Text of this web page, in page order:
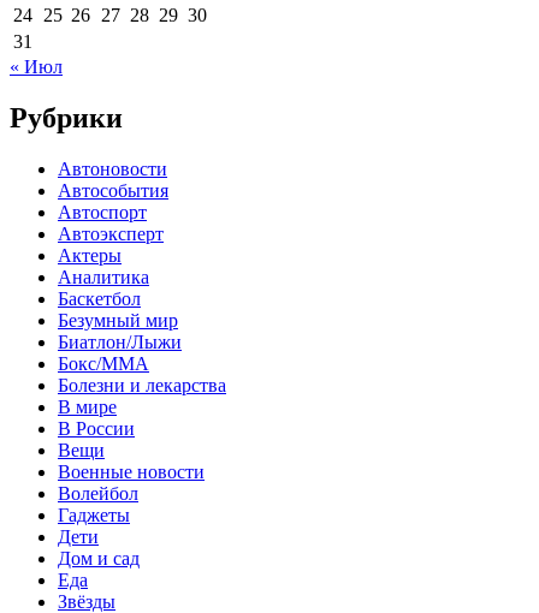
24 25 26 27 28 29 30
31
« Июл
Рубрики
Автоновости
Автособытия
Автоспорт
Автоэксперт
Актеры
Аналитика
Баскетбол
Безумный мир
Биатлон/Лыжи
Бокс/MMA
Болезни и лекарства
В мире
В России
Вещи
Военные новости
Волейбол
Гаджеты
Дети
Дом и сад
Еда
Звёзды